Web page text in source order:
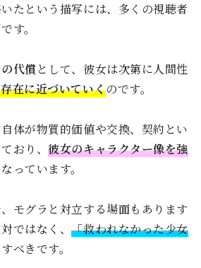
たという描写には、多くの視聴者
す。
代償として、彼女は次第に人間性
在に近づいていくのです。
体が物質的価値や交換、契約とい
おり、彼女のキャラクター像を強
っています。
モグラと対立する場面もあります
ではなく、「救われなかった少女
べきです。